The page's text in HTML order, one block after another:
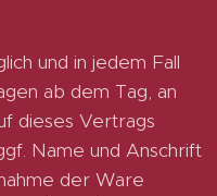
und in jedem Fall
ab dem Tag, an
dieses Vertrags
Name und Anschrift
der Ware